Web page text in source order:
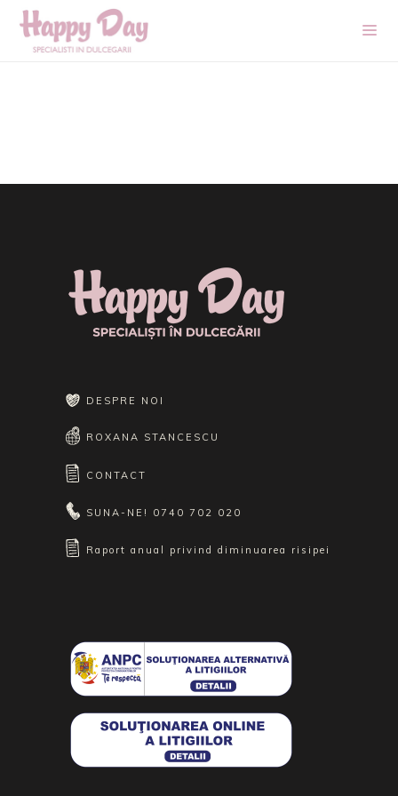
DESPRE NOI
ROXANA STANCESCU
CONTACT
SUNA-NE! 0740 702 020
Raport anual privind diminuarea risipei